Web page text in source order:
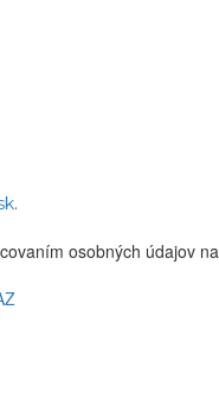
.
osobných údajov na